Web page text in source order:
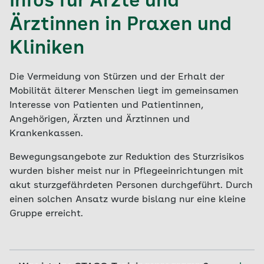
Beginn des Programms noch immer trainierte.
Denn nur ein langfristiges Trainieren sichert
auch langfristig die Effekte.
Ihre behandelnde Klinik oder Sie selbst direkt an
die AOK weiter. Die Präventionsberatenden
werden sich mit Ihnen in Verbindung setzen und
alle Einzelheiten mit Ihnen besprechen.
AOK Bezirksdirektion Bodensee-Oberschwaben
Telefon: 0711 6525 17035
AOK Bezirksdirektion Heilbronn-Franken
AOK Bezirksdirektion Hochrhein-Bodensee
Telefon: 0711 6525 24867
AOK Bezirksdirektion Ludwigsburg-Rems-Murr
Telefon: 0711 6525 14336
spezifischen Diagnose.
Diese Empfehlung leitet der Arzt oder die Ärztin,
die AOK weiter
Zur Anmeldung
Ärztinnen in Praxen und
Kliniken
Die Vermeidung von Stürzen und der Erhalt der
Mobilität älterer Menschen liegt im gemeinsamen
Interesse von Patienten und Patientinnen,
Angehörigen, Ärzten und Ärztinnen und
Krankenkassen.
Bewegungsangebote zur Reduktion des Sturzrisikos
wurden bisher meist nur in Pflegeeinrichtungen mit
akut sturzgefährdeten Personen durchgeführt. Durch
einen solchen Ansatz wurde bislang nur eine kleine
Gruppe erreicht.